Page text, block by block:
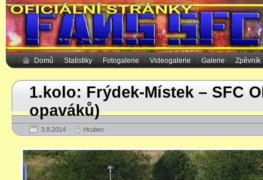
Domů Statistiky Fotogalerie Videogalerie Galerie Zpěvník
1.kolo: Frýdek-Místek – SFC
opaváků)
3.8.2014 Hrubec